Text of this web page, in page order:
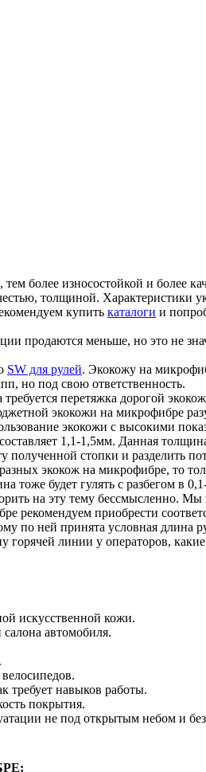
более износостойкой и более
толщиной. Характеристики
купить каталоги и
продаются меньше, но это не
SW для рулей. Экокожу на
но под свою ответственность.
требуется перетяжка дорогой
экокожи на микрофибре
экокожи с высокими
1,1-1,5мм. Данная
стопки и разделить
экокож на микрофибре, то
будет гулять с разбегом в
на эту тему бессмысленно. Мы
рекомендуем приобрести
по ней принята условная длина
линии у операторов,
искусственной кожи.
автомобиля.
требует навыков работы.
покрытия.
не под открытым небом и